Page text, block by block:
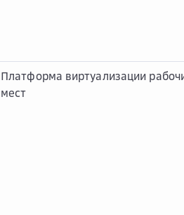
Платформа виртуализации
мест